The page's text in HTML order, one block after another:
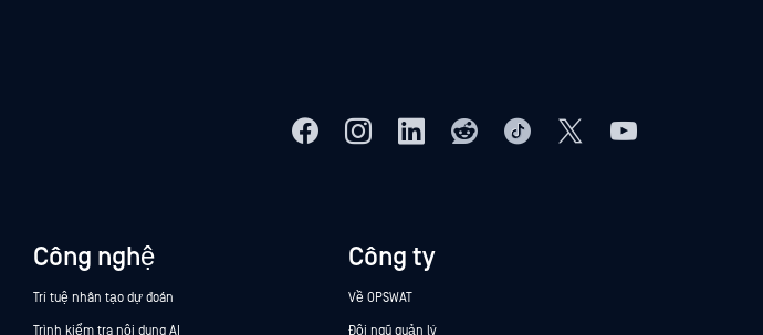
Công nghệ
Trí tuệ nhân tạo dự đoán
Trình kiểm tra nội dung AI
Công ty
Về OPSWAT
Đội ngũ quản lý